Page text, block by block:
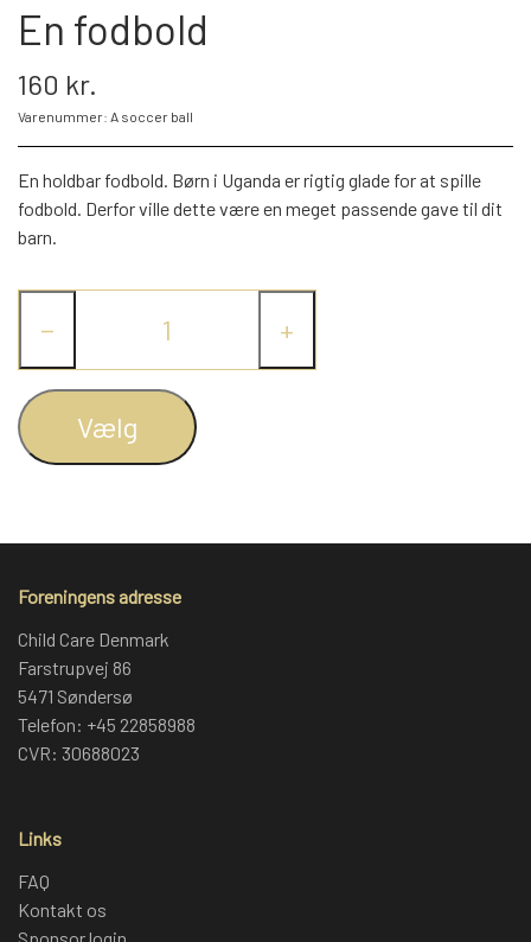
LOGIN
En fodbold
160 kr.
Varenummer: A soccer ball
En holdbar fodbold. Børn i Uganda er rigtig glade for at spille
fodbold. Derfor ville dette være en meget passende gave til dit
barn.
− +
Vælg
Foreningens adresse
Child Care Denmark
Farstrupvej 86
5471 Søndersø
Telefon: +45 22858988
CVR: 30688023
Links
FAQ
Kontakt os
Sponsor login